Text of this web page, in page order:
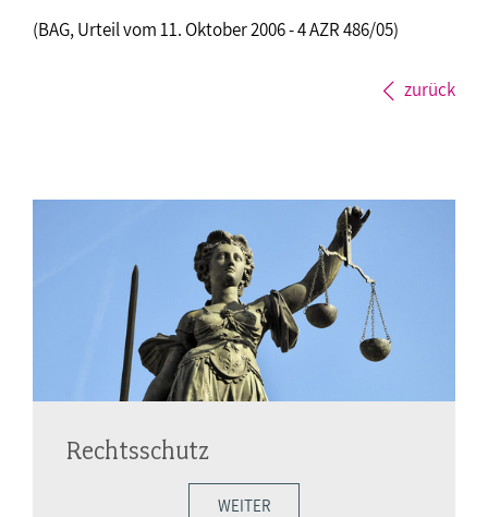
(BAG, Urteil vom 11. Oktober 2006 - 4 AZR 486/05)
zurück
Rechtsschutz
WEITER